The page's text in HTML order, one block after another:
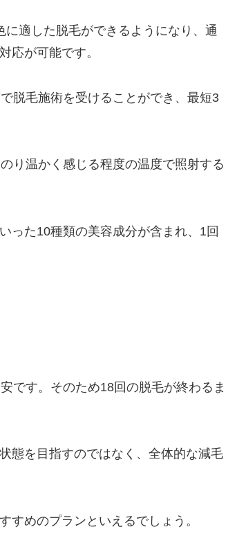
適した脱毛ができるようになり、通
応が可能です。
脱毛施術を受けることができ、最短3
り温かく感じる程度の温度で照射する
った10種類の美容成分が含まれ、1回
です。そのため18回の脱毛が終わるま
態を目指すのではなく、全体的な減毛
すめのプランといえるでしょう。